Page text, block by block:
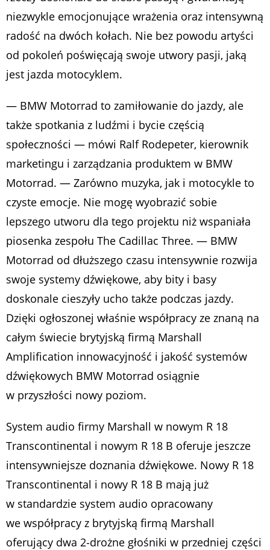
niezwykle emocjonujące wrażenia oraz intensywną
radość na dwóch kołach. Nie bez powodu artyści
od pokoleń poświęcają swoje utwory pasji, jaką
jest jazda motocyklem.
— BMW Motorrad to zamiłowanie do jazdy, ale
także spotkania z ludźmi i bycie częścią
społeczności — mówi Ralf Rodepeter, kierownik
marketingu i zarządzania produktem w BMW
Motorrad. — Zarówno muzyka, jak i motocykle to
czyste emocje. Nie mogę wyobrazić sobie
lepszego utworu dla tego projektu niż wspaniała
piosenka zespołu The Cadillac Three. — BMW
Motorrad od dłuższego czasu intensywnie rozwija
swoje systemy dźwiękowe, aby bity i basy
doskonale cieszyły ucho także podczas jazdy.
Dzięki ogłoszonej właśnie współpracy ze znaną na
całym świecie brytyjską firmą Marshall
Amplification innowacyjność i jakość systemów
dźwiękowych BMW Motorrad osiągnie
w przyszłości nowy poziom.
System audio firmy Marshall w nowym R 18
Transcontinental i nowym R 18 B oferuje jeszcze
intensywniejsze doznania dźwiękowe. Nowy R 18
Transcontinental i nowy R 18 B mają już
w standardzie system audio opracowany
we współpracy z brytyjską firmą Marshall
oferujący dwa 2‑drożne głośniki w przedniej części